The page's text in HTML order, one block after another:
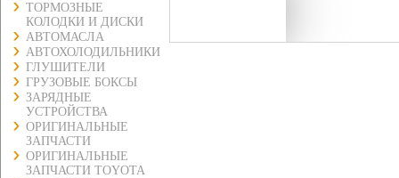
ТОРМОЗНЫЕ
КОЛОДКИ И ДИСКИ
АВТОМАСЛА
АВТОХОЛОДИЛЬНИКИ
ГЛУШИТЕЛИ
ГРУЗОВЫЕ БОКСЫ
ЗАРЯДНЫЕ
УСТРОЙСТВА
ОРИГИНАЛЬНЫЕ
ЗАПЧАСТИ
ОРИГИНАЛЬНЫЕ
ЗАПЧАСТИ TOYOTA